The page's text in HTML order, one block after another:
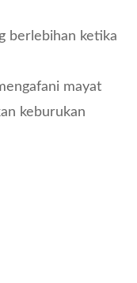
berlebihan ketika
mayat
keburukan